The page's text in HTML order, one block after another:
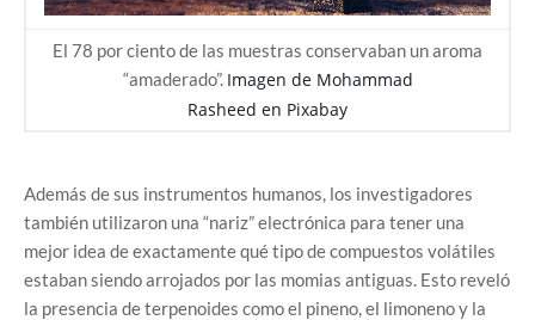
El 78 por ciento de las muestras conservaban un aroma
“amaderado”. Imagen de Mohammad
Rasheed en Pixabay
Además de sus instrumentos humanos, los investigadores
también utilizaron una “nariz” electrónica para tener una
mejor idea de exactamente qué tipo de compuestos volátiles
estaban siendo arrojados por las momias antiguas. Esto reveló
la presencia de terpenoides como el pineno, el limoneno y la